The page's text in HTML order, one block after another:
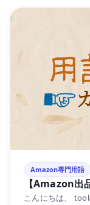
Amazon専門用語
【Amazon出
こんにちは、